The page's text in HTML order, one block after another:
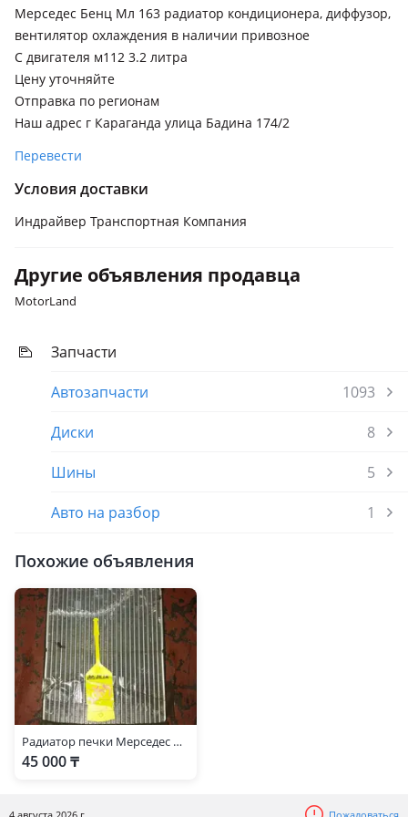
Мерседес Бенц Мл 163 радиатор кондиционера, диффузор,
вентилятор охлаждения в наличии привозное
С двигателя м112 3.2 литра
Цену уточняйте
Отправка по регионам
Наш адрес г Караганда улица Бадина 174/2
Перевести
Условия доставки
Индрайвер Транспортная Компания
Другие объявления продавца
MotorLand
Запчасти
Автозапчасти
1093
Диски
8
Шины
5
Авто на разбор
1
Похожие объявления
Радиатор печки Мерседес МЛ 163
45 000 ₸
4 августа 2026 г. Пожаловаться